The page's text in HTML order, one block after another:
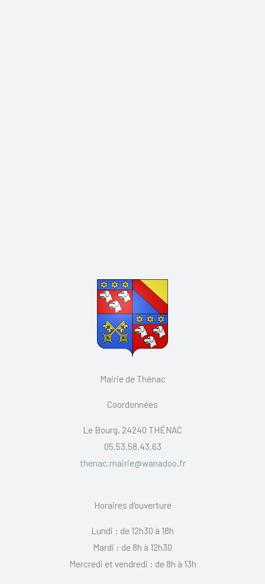
Mairie de Thénac
Coordonnées
Le Bourg, 24240 THÉNAC
05.53.58.43.63
thenac.mairie@wanadoo.fr
Horaires d'ouverture
Lundi : de 12h30 à 18h
Mardi : de 8h à 12h30
Mercredi et vendredi : de 8h à 13h